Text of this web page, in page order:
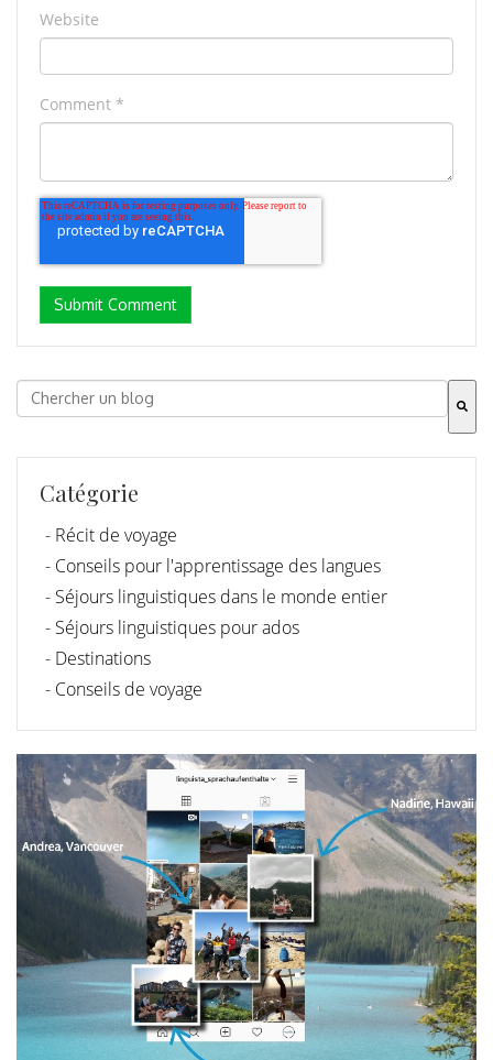
Website
Comment *
Dies ist ein Suchfeld mit einer automatischen
Catégorie
- Récit de voyage
- Conseils pour l'apprentissage des langues
- Séjours linguistiques dans le monde entier
- Séjours linguistiques pour ados
- Destinations
- Conseils de voyage